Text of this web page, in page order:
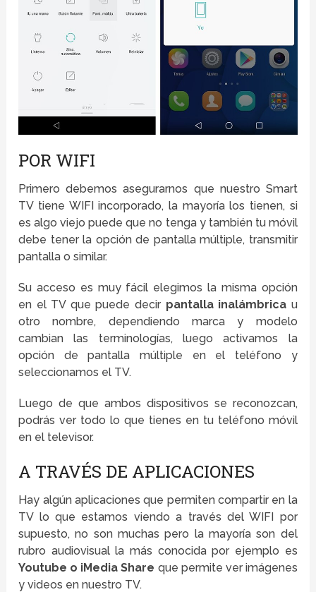
POR WIFI
Primero debemos asegurarnos que nuestro Smart
TV tiene WIFI incorporado, la mayoría los tienen, si
es algo viejo puede que no tenga y también tu móvil
debe tener la opción de pantalla múltiple, transmitir
pantalla o similar.
Su acceso es muy fácil elegimos la misma opción
en el TV que puede decir pantalla inalámbrica u
otro nombre, dependiendo marca y modelo
cambian las terminologías, luego activamos la
opción de pantalla múltiple en el teléfono y
seleccionamos el TV.
Luego de que ambos dispositivos se reconozcan,
podrás ver todo lo que tienes en tu teléfono móvil
en el televisor.
A TRAVÉS DE APLICACIONES
Hay algún aplicaciones que permiten compartir en la
TV lo que estamos viendo a través del WIFI por
supuesto, no son muchas pero la mayoría son del
rubro audiovisual la más conocida por ejemplo es
Youtube o iMedia Share que permite ver imágenes
y videos en nuestro TV.